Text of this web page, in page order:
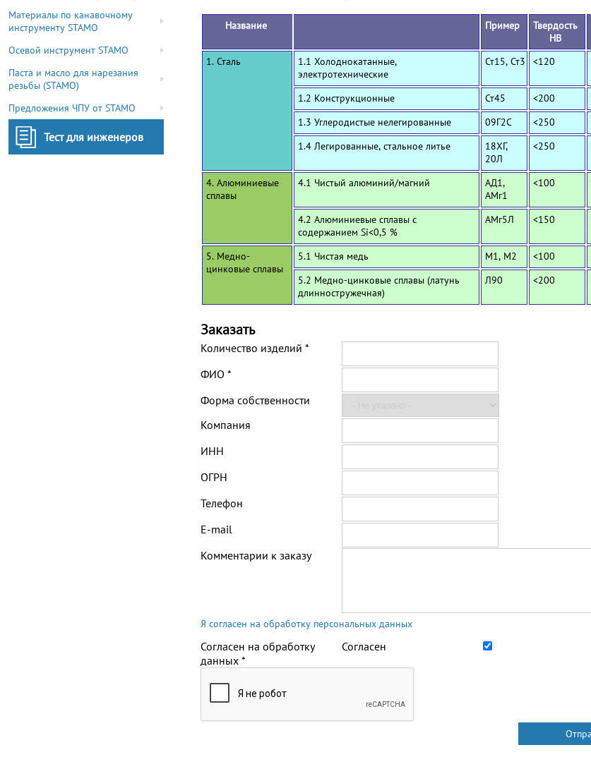
Материалы по канавочному
инструменту STAMO
Осевой инструмент STAMO
Паста и масло для нарезания
резьбы (STAMO)
Предложения ЧПУ от STAMO
Тест для инженеров
Название Пример
Твердость
HB
1. Сталь
1.1 Холоднокатанные,
электротехнические
Ст15, Ст3 <120
1.2 Конструкционные Ст45 <200
1.3 Углеродистые нелегированные
09Г2С <250
1.4 Легированные, стальное литье
18ХГ,
20Л
<250
4. Алюминиевые
сплавы
4.1 Чистый алюминий/магний
АД1,
АМг1
<100
4.2 Алюминиевые сплавы с
содержанием Si<0,5 %
АМг5Л <150
5. Медно-
цинковые сплавы
5.1 Чистая медь М1, М2 <100
5.2 Медно-цинковые сплавы (латунь
длинностружечная)
Л90 <200
Заказать
Количество изделий *
ФИО *
Форма собственности
Компания
ИНН
ОГРН
Телефон
E-mail
Комментарии к заказу
Я согласен на обработку персональных данных
Согласен на обработку
данных *
Согласен